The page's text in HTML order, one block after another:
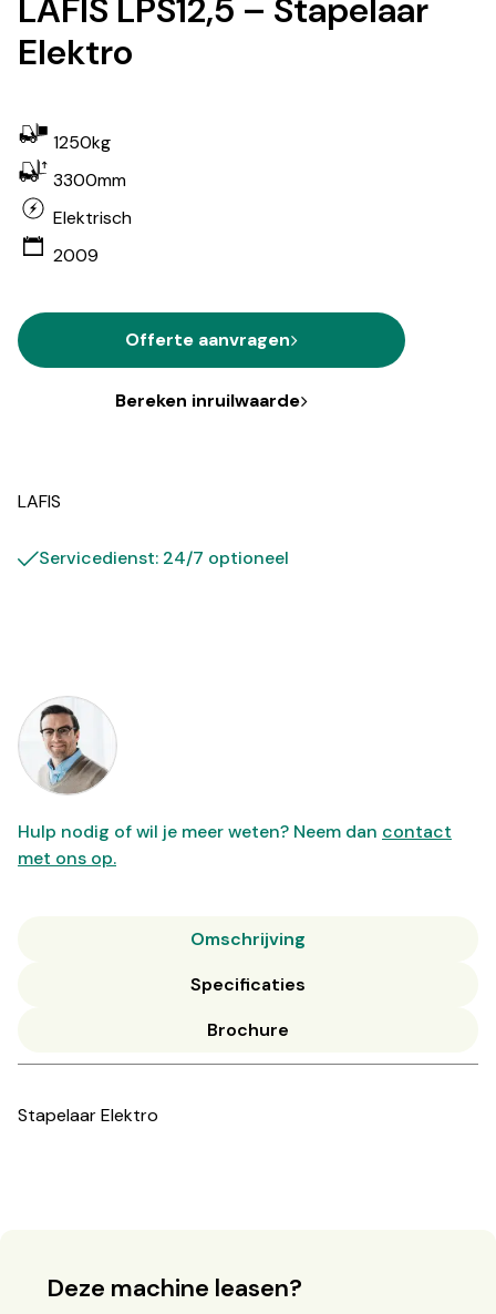
LAFIS LPS12,5 – Stapelaar
Elektro
1250kg
3300mm
Elektrisch
2009
Offerte aanvragen
Bereken inruilwaarde
LAFIS
Servicedienst: 24/7 optioneel
Hulp nodig of wil je meer weten? Neem dan contact
met ons op.
Omschrijving
Specificaties
Brochure
Stapelaar Elektro
Deze machine leasen?